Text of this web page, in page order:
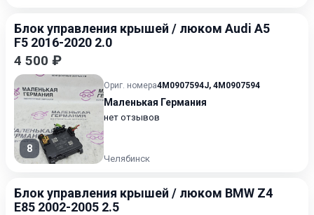
Блок управления крышей / люком Audi A5
F5 2016-2020 2.0
4 500 ₽
8
Ориг. номера4M0907594J, 4M0907594
Маленькая Германия
нет отзывов
Челябинск
Блок управления крышей / люком BMW Z4
E85 2002-2005 2.5